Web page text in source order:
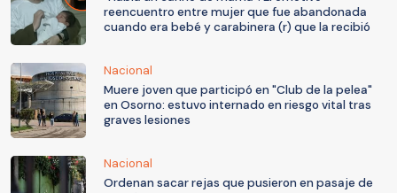
reencuentro entre mujer que fue abandonada
cuando era bebé y carabinera (r) que la recibió
Nacional
Muere joven que participó en "Club de la pelea"
en Osorno: estuvo internado en riesgo vital tras
graves lesiones
Nacional
Ordenan sacar rejas que pusieron en pasaje de